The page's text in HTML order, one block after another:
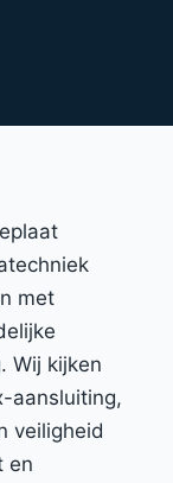
met
Wij kijken
aansluiting,
veiligheid
en